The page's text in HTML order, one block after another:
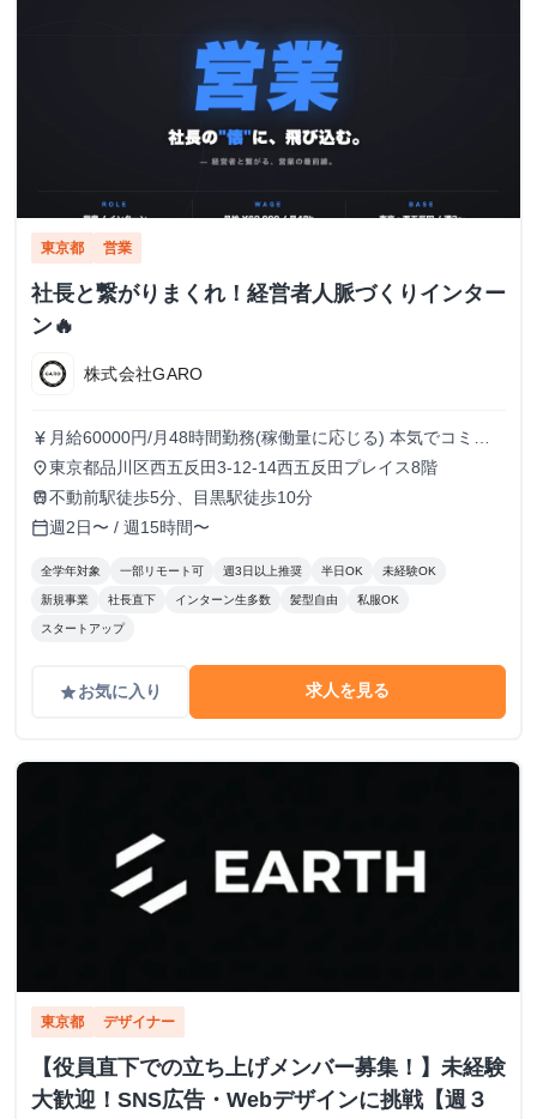
東京都 営業
社長と繋がりまくれ！経営者人脈づくりインター
ン🔥
株式会社GARO
currency_yen 月給60000円/月48時間勤務(稼働量に応じる) 本気でコミッ
トすれば、学生でも圧倒的な実績と報酬を得られる環境で
す！
place東京都品川区西五反田3-12-14西五反田プレイス8階
train不動前駅徒歩5分、目黒駅徒歩10分
calendar_today週2日〜 / 週15時間〜
全学年対象 一部リモート可 週3日以上推奨 半日OK 未経験OK
新規事業 社長直下 インターン生多数 髪型自由 私服OK
スタートアップ
gradeお気に入り 求人を見る
東京都 デザイナー
【役員直下での立ち上げメンバー募集！】未経験
大歓迎！SNS広告・Webデザインに挑戦【週３